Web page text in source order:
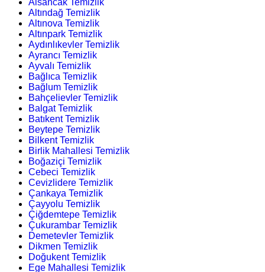
Alsancak Temizlik
Altındağ Temizlik
Altınova Temizlik
Altınpark Temizlik
Aydınlıkevler Temizlik
Ayrancı Temizlik
Ayvalı Temizlik
Bağlıca Temizlik
Bağlum Temizlik
Bahçelievler Temizlik
Balgat Temizlik
Batıkent Temizlik
Beytepe Temizlik
Bilkent Temizlik
Birlik Mahallesi Temizlik
Boğaziçi Temizlik
Cebeci Temizlik
Cevizlidere Temizlik
Çankaya Temizlik
Çayyolu Temizlik
Çiğdemtepe Temizlik
Çukurambar Temizlik
Demetevler Temizlik
Dikmen Temizlik
Doğukent Temizlik
Ege Mahallesi Temizlik